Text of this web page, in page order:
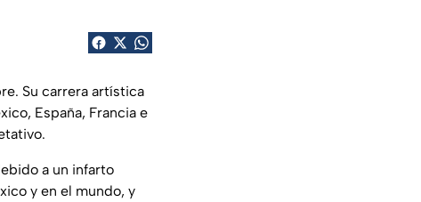
Su carrera artística
España, Francia e
a un infarto
y en el mundo, y